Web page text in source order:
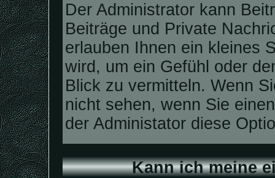
Der Administrator kann
Beiträge und Private
erlauben Ihnen ein kleines
wird, um ein Gefühl oder
Blick zu vermitteln. Wenn
nicht sehen, wenn Sie
der Administator diese
Kann ich meine